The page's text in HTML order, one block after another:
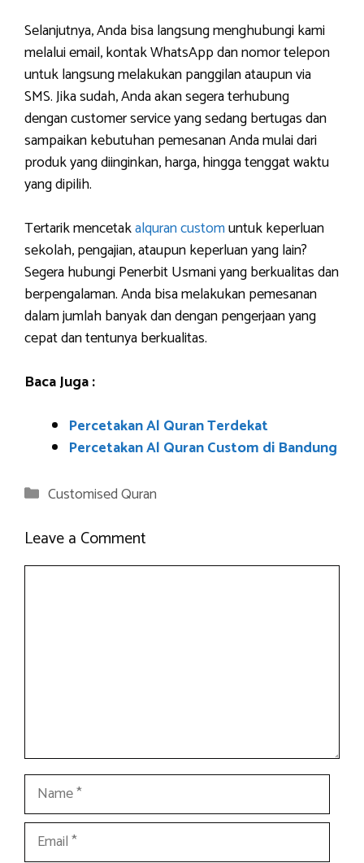
Selanjutnya, Anda bisa langsung menghubungi kami
melalui email, kontak WhatsApp dan nomor telepon
untuk langsung melakukan panggilan ataupun via
SMS. Jika sudah, Anda akan segera terhubung
dengan customer service yang sedang bertugas dan
sampaikan kebutuhan pemesanan Anda mulai dari
produk yang diinginkan, harga, hingga tenggat waktu
yang dipilih.
Tertarik mencetakalquran customuntuk keperluan
sekolah, pengajian, ataupun keperluan yang lain?
Segera hubungi Penerbit Usmani yang berkualitas dan
berpengalaman. Anda bisa melakukan pemesanan
dalam jumlah banyak dan dengan pengerjaan yang
cepat dan tentunya berkualitas.
Baca Juga :
Percetakan Al Quran Terdekat
Percetakan Al Quran Custom di Bandung
Categories
Customised Quran
Leave a Comment
Name
Email